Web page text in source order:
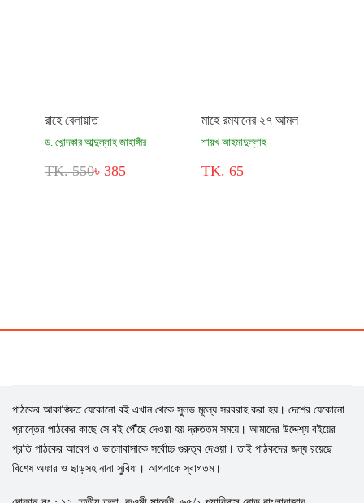
রাহে বেলায়াত
ড. খোন্দকার আব্দুল্লাহ জাহাঙ্গীর
TK. 550৳ 385
মাহে রমযানের ২৭ আমল
শায়খ আহমাদুল্লাহ
TK. 65
পাঠকের আকাঙ্ক্ষিত যেকোনো বই এখান থেকে সুলভ মূল্যে সরবরাহ করা হয়। দেশের যেকোনো
প্রান্তের পাঠকের কাছে সে বই পৌঁছে দেওয়া হয় দ্রুততম সময়ে। আমাদের উদ্দেশ্য বইয়ের
প্রতি পাঠকের আবেগ ও ভালোবাসাকে সর্বোচ্চ গুরুত্ব দেওয়া। তাই পাঠকদের জন্য রয়েছে
বিশেষ অফার ও ছাড়সহ নানা সুবিধা। আপনাকে স্বাগতম।